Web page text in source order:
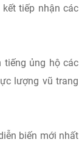
tiếp nhận các
tiếng ủng hộ các
lượng vũ trang
biến mới nhất